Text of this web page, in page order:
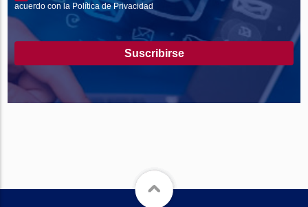
acuerdo con la Política de Privacidad
Suscribirse